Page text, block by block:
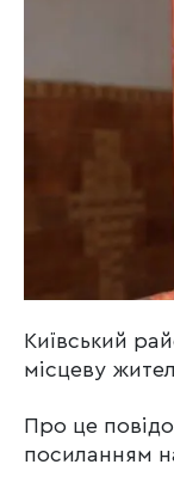
Київський
місцеву
Про це
посиланням